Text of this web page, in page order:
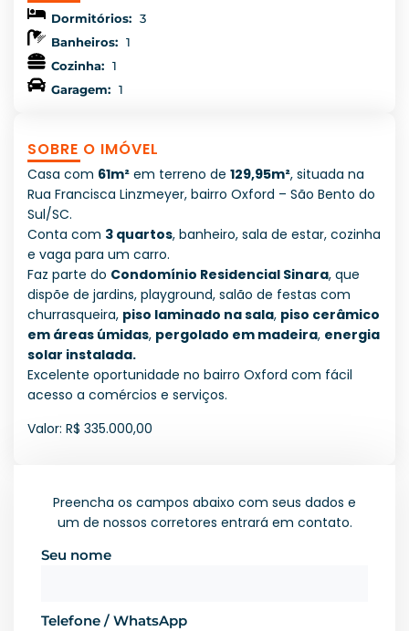
Dormitórios: 3
Banheiros: 1
Cozinha: 1
Garagem: 1
SOBRE O IMÓVEL
Casa com 61m² em terreno de 129,95m², situada na
Rua Francisca Linzmeyer, bairro Oxford – São Bento do
Sul/SC.
Conta com 3 quartos, banheiro, sala de estar, cozinha
e vaga para um carro.
Faz parte do Condomínio Residencial Sinara, que
dispõe de jardins, playground, salão de festas com
churrasqueira, piso laminado na sala, piso cerâmico
em áreas úmidas, pergolado em madeira, energia
solar instalada.
Excelente oportunidade no bairro Oxford com fácil
acesso a comércios e serviços.
Valor: R$ 335.000,00
Preencha os campos abaixo com seus dados e
um de nossos corretores entrará em contato.
Seu nome
Telefone / WhatsApp